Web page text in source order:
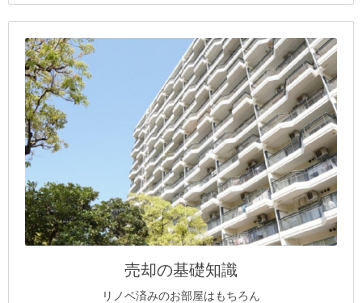
売却の基礎知識
リノベ済みのお部屋はもちろん